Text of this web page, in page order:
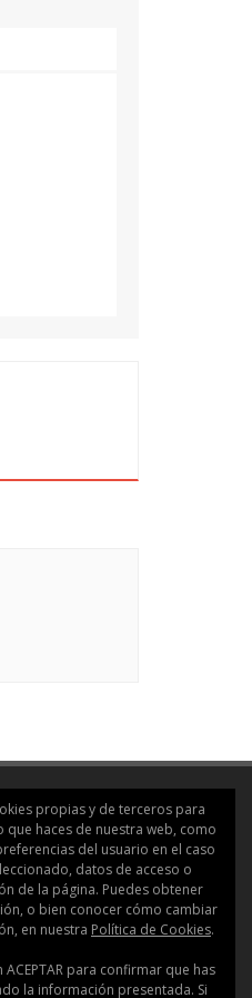
propias y de terceros para
que haces de nuestra web, como
del usuario en el caso
datos de acceso o
de la página. Puedes obtener
o bien conocer cómo cambiar
en nuestra Política de Cookies.
ACEPTAR para confirmar que has
la información presentada. Si